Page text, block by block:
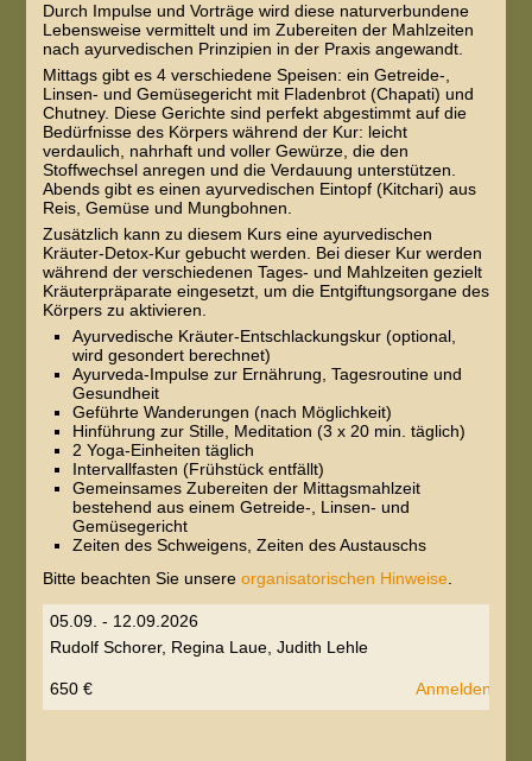
Durch Impulse und Vorträge wird diese naturverbundene
Lebensweise vermittelt und im Zubereiten der Mahlzeiten
nach ayurvedischen Prinzipien in der Praxis angewandt.
Mittags gibt es 4 verschiedene Speisen: ein Getreide-,
Linsen- und Gemüsegericht mit Fladenbrot (Chapati) und
Chutney. Diese Gerichte sind perfekt abgestimmt auf die
Bedürfnisse des Körpers während der Kur: leicht
verdaulich, nahrhaft und voller Gewürze, die den
Stoffwechsel anregen und die Verdauung unterstützen.
Abends gibt es einen ayurvedischen Eintopf (Kitchari) aus
Reis, Gemüse und Mungbohnen.
Zusätzlich kann zu diesem Kurs eine ayurvedischen
Kräuter-Detox-Kur gebucht werden. Bei dieser Kur werden
während der verschiedenen Tages- und Mahlzeiten gezielt
Kräuterpräparate eingesetzt, um die Entgiftungsorgane des
Körpers zu aktivieren.
Ayurvedische Kräuter-Entschlackungskur (optional,
wird gesondert berechnet)
Ayurveda-Impulse zur Ernährung, Tagesroutine und
Gesundheit
Geführte Wanderungen (nach Möglichkeit)
Hinführung zur Stille, Meditation (3 x 20 min. täglich)
2 Yoga-Einheiten täglich
Intervallfasten (Frühstück entfällt)
Gemeinsames Zubereiten der Mittagsmahlzeit
bestehend aus einem Getreide-, Linsen- und
Gemüsegericht
Zeiten des Schweigens, Zeiten des Austauschs
Bitte beachten Sie unsere organisatorischen Hinweise
05.09. - 12.09.2026
Rudolf Schorer, Regina Laue, Judith Lehle
650 € Anmelden...